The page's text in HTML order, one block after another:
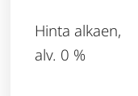
Hinta alkaen,
alv. 0 %